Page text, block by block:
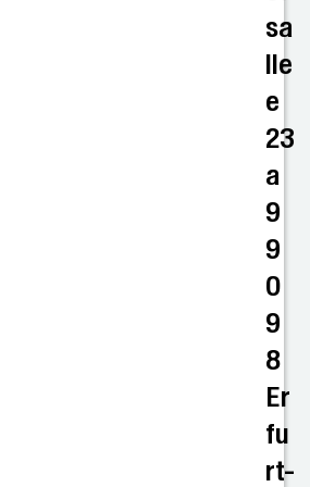
sa
lle
e
23
a
9
9
0
9
8
Er
fu
rt-